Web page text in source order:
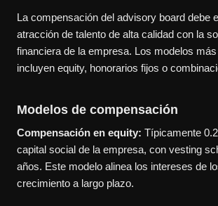
La compensación del advisory board debe
atracción de talento de alta calidad con la
financiera de la empresa. Los modelos
incluyen equity, honorarios fijos o
Modelos de compensación
Compensación en equity: Típicamente
capital social de la empresa, con vesting
años. Este modelo alinea los intereses de
crecimiento a largo plazo.